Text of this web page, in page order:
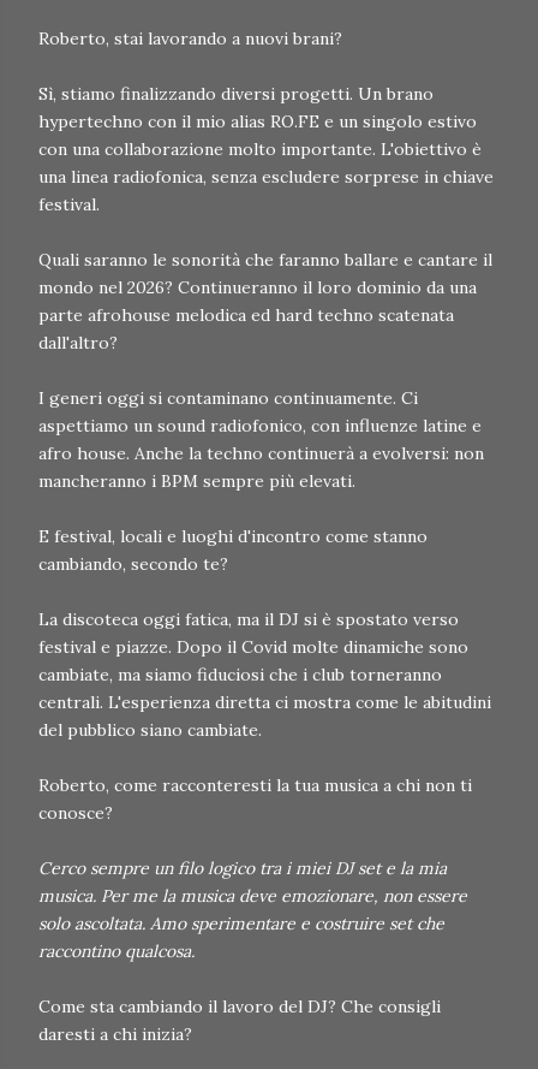
Roberto, stai lavorando a nuovi brani?
Sì, stiamo finalizzando diversi progetti. Un brano
hypertechno con il mio alias RO.FE e un singolo estivo
con una collaborazione molto importante. L'obiettivo è
una linea radiofonica, senza escludere sorprese in chiave
festival.
Quali saranno le sonorità che faranno ballare e cantare il
mondo nel 2026? Continueranno il loro dominio da una
parte afrohouse melodica ed hard techno scatenata
dall'altro?
I generi oggi si contaminano continuamente. Ci
aspettiamo un sound radiofonico, con influenze latine e
afro house. Anche la techno continuerà a evolversi: non
mancheranno i BPM sempre più elevati.
E festival, locali e luoghi d'incontro come stanno
cambiando, secondo te?
La discoteca oggi fatica, ma il DJ si è spostato verso
festival e piazze. Dopo il Covid molte dinamiche sono
cambiate, ma siamo fiduciosi che i club torneranno
centrali. L'esperienza diretta ci mostra come le abitudini
del pubblico siano cambiate.
Roberto, come racconteresti la tua musica a chi non ti
conosce?
Cerco sempre un filo logico tra i miei DJ set e la mia
musica. Per me la musica deve emozionare, non essere
solo ascoltata. Amo sperimentare e costruire set che
raccontino qualcosa.
Come sta cambiando il lavoro del DJ? Che consigli
daresti a chi inizia?